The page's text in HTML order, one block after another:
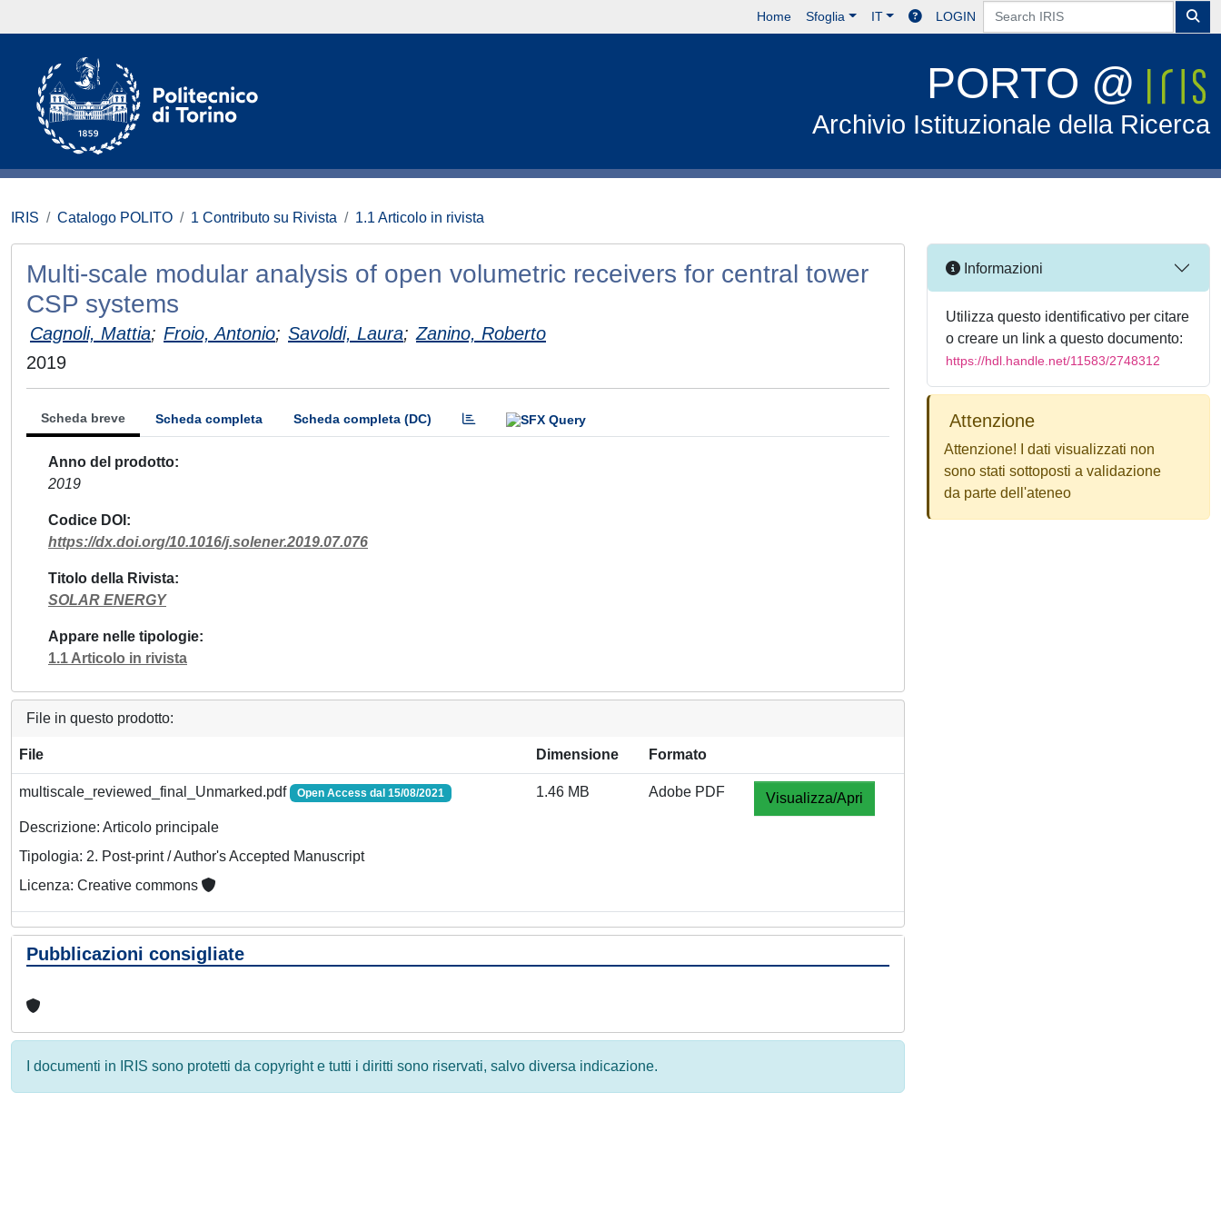
Home Sfoglia IT LOGIN
PORTO @
Archivio Istituzionale della Ricerca
IRIS Catalogo POLITO 1 Contributo su Rivista 1.1 Articolo in rivista
Multi-scale modular analysis of open volumetric receivers for central tower
CSP systems
Cagnoli, Mattia; Froio, Antonio; Savoldi, Laura; Zanino, Roberto
2019
Scheda breve Scheda completa Scheda completa (DC)
Anno del prodotto
2019
Codice DOI
https://dx.doi.org/10.1016/j.solener.2019.07.076
Titolo della Rivista
SOLAR ENERGY
Appare nelle tipologie
1.1 Articolo in rivista
File in questo prodotto:
File Dimensione Formato
multiscale_reviewed_final_Unmarked.pdf Open Access dal 15/08/2021
Descrizione: Articolo principale
Tipologia: 2. Post-print / Author's Accepted Manuscript
Licenza: Creative commons
1.46 MB Adobe PDF Visualizza/Apri
Pubblicazioni consigliate
I documenti in IRIS sono protetti da copyright e tutti i diritti sono riservati, salvo diversa indicazione.
Informazioni
Utilizza questo identificativo per citare
o creare un link a questo documento:
https://hdl.handle.net/11583/2748312
Attenzione
Attenzione! I dati visualizzati non
sono stati sottoposti a validazione
da parte dell'ateneo